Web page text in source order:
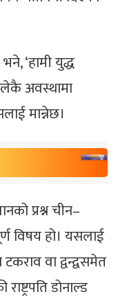
‘हामी युद्ध
अवस्थामा
मान्नेछ।
प्रश्न चीन–
विषय हो। यसलाई
वा द्वन्द्वसमेत
डोनाल्ड